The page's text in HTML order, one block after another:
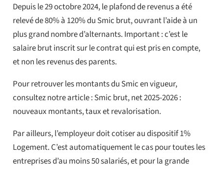
Depuis le 29 octobre 2024, le plafond de revenus a été
relevé de 80% à 120% du Smic brut, ouvrant l’aide à un
plus grand nombre d’alternants. Important : c’est le
salaire brut inscrit sur le contrat qui est pris en compte,
et non les revenus des parents.
Pour retrouver les montants du Smic en vigueur,
consultez notre article : Smic brut, net 2025-2026 :
nouveaux montants, taux et revalorisation.
Par ailleurs, l’employeur doit cotiser au dispositif 1%
Logement. C’est automatiquement le cas pour toutes les
entreprises d’au moins 50 salariés, et pour la grande